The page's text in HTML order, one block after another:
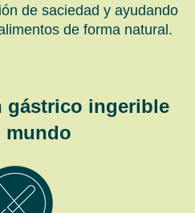
de saciedad y ayudando
de forma natural.
gástrico ingerible
mundo